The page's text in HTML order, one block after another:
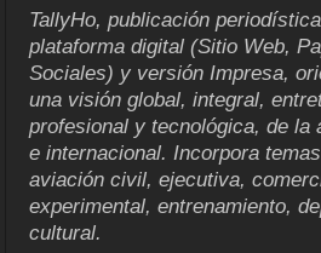
TallyHo, publicación
plataforma digital (Sitio Web,
Sociales) y versión Impresa,
una visión global, integral,
profesional y tecnológica, de la
e internacional. Incorpora
aviación civil, ejecutiva,
experimental, entrenamiento,
cultural.